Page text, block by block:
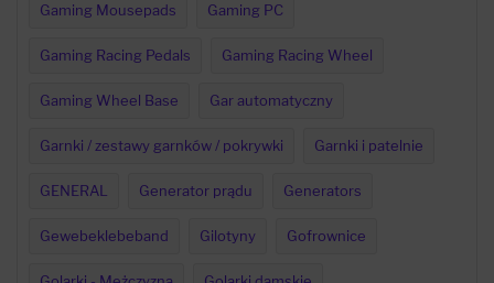
Gaming Mousepads Gaming PC
Gaming Racing Pedals Gaming Racing Wheel
Gaming Wheel Base Gar automatyczny
Garnki / zestawy garnków / pokrywki Garnki i patelnie
GENERAL Generator prądu Generators
Gewebeklebeband Gilotyny Gofrownice